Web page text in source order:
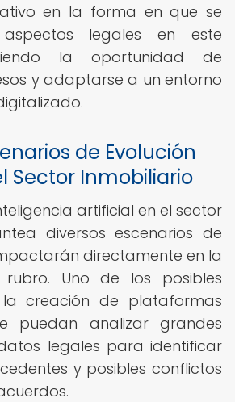
en la forma en que se
legales en este
la oportunidad de
y adaptarse a un entorno
de Evolución
Sector Inmobiliario
artificial en el sector
diversos escenarios de
directamente en la
rubro. Uno de los posibles
creación de plataformas
puedan analizar grandes
legales para identificar
y posibles conflictos